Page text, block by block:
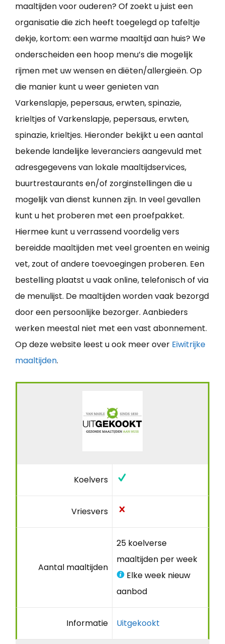
maaltijden voor ouderen? Of zoekt u juist een
organisatie die zich heeft toegelegd op tafeltje
dekje, kortom: een warme maaltijd aan huis? We
onderscheiden een hoop menu’s die mogelijk
rijmen met uw wensen en diëten/allergieën. Op
die manier kunt u weer genieten van
Varkenslapje, pepersaus, erwten, spinazie,
krieltjes of Varkenslapje, pepersaus, erwten,
spinazie, krieltjes. Hieronder bekijkt u een aantal
bekende landelijke leveranciers aangevuld met
adresgegevens van lokale maaltijdservices,
buurtrestaurants en/of zorginstellingen die u
mogelijk van dienst kunnen zijn. In veel gevallen
kunt u het proberen met een proefpakket.
Hiermee kunt u verrassend voordelig vers
bereidde maaltijden met veel groenten en weinig
vet, zout of andere toevoegingen proberen. Een
bestelling plaatst u vaak online, telefonisch of via
de menulijst. De maaltijden worden vaak bezorgd
door een persoonlijke bezorger. Aanbieders
werken meestal niet met een vast abonnement.
Op deze website leest u ook meer over Eiwitrijke
maaltijden.
Koelvers
Vriesvers
Aantal maaltijden
25 koelverse
maaltijden per week
Elke week nieuw
aanbod
Informatie Uitgekookt